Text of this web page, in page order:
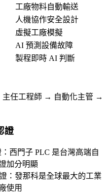
工廠物料自動輸送
人機協作安全設計
虛擬工廠模擬
AI 預測設備故障
製程即時 AI 判斷
任工程師 → 自動化主管 →
證
：西門子 PLC 是台灣高端自
加分明顯
：發那科是全球最大的工業
使用